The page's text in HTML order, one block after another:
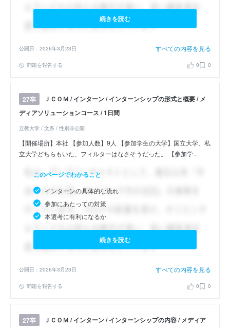
続きを読む
公開日：2026年3月23日 すべての内容を見る
問題を報告する 0 0
27卒
ＪＣＯＭ / インターン / インターンシップの形式と概要 / メ
ディアソリューションコース / 1日間
立教大学 / 文系 / 性別非公開
【開催場所】本社 【参加人数】9人 【参加学生の大学】国立大学、私
立大学どちらもいた、フィルターはなさそうだった。 【参加学...
このページでわかること
インターンの具体的な流れ
参加にあたっての対策
本選考に有利になるか
続きを読む
公開日：2026年3月23日 すべての内容を見る
問題を報告する 0 0
27卒
ＪＣＯＭ / インターン / インターンシップの内容 / メディア